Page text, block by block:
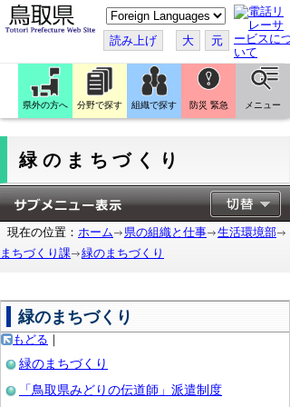
こ
の
ペ
ー
ジ
翻
訳
す
読み上げ 大 元
県外の方へ 分野で探す 組織で探す 防災 緊急 メニュー
緑のまちづくり
現在の位置： ホーム 県の組織と仕事
生活環境部
まちづくり課
緑のまちづくり
緑のまちづくり
もどる ｜
緑のまちづくり
「鳥取県みどりの伝道師」派遣制度